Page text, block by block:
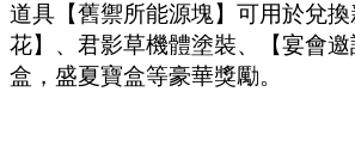
道具【舊禦所能源塊】可用於兌
花】、君影草機體塗裝、【宴會
盒，盛夏寶盒等豪華獎勵。